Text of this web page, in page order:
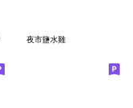
夜市鹽水雞